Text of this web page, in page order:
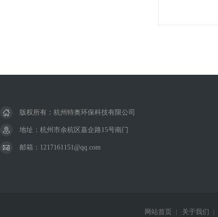
版权所有：杭州特奥环保科技有限公司
地址：杭州市余杭区嘉企路15号南门
邮箱：1217161151@qq.com
网站首页 关于我们